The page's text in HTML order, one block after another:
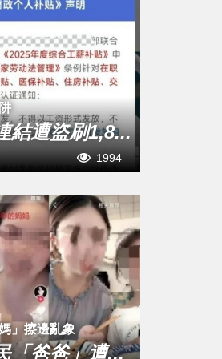
結遭盜刷1,8...
1994
」擦邊亂象
「爸爸」遭...